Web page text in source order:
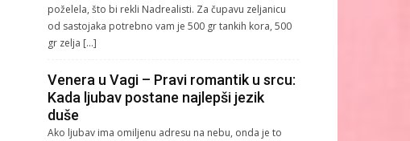
poželela, što bi rekli Nadrealisti. Za čupavu zeljanicu
od sastojaka potrebno vam je 500 gr tankih kora, 500
gr zelja […]
Venera u Vagi – Pravi romantik u srcu:
Kada ljubav postane najlepši jezik
duše
Ako ljubav ima omiljenu adresu na nebu, onda je to